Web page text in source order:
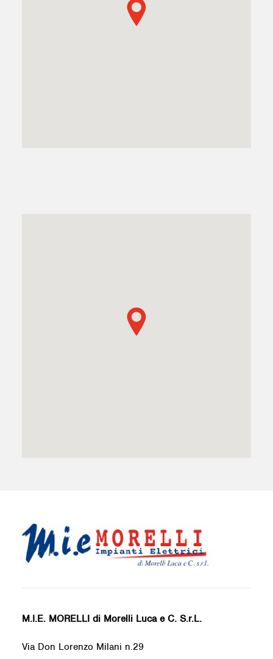
M.I.E. MORELLI di Morelli Luca e C. S.r.L.
Via Don Lorenzo Milani n.29